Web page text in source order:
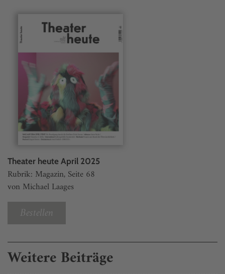
Theater heute April 2025
Rubrik: Magazin, Seite 68
von Michael Laages
Bestellen
Weitere Beiträge